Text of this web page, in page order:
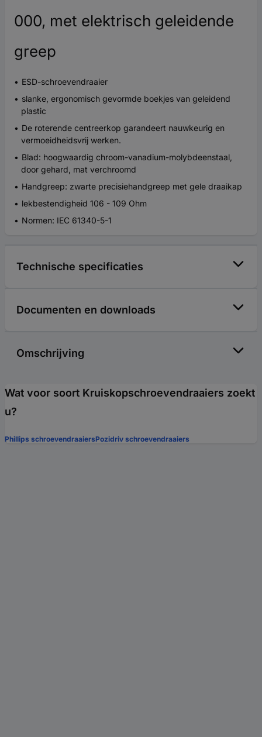
000, met elektrisch geleidende
greep
ESD-schroevendraaier
slanke, ergonomisch gevormde boekjes van geleidend
plastic
De roterende centreerkop garandeert nauwkeurig en
vermoeidheidsvrij werken.
Blad: hoogwaardig chroom-vanadium-molybdeenstaal,
door gehard, mat verchroomd
Handgreep: zwarte precisiehandgreep met gele draaikap
lekbestendigheid 106 - 109 Ohm
Normen: IEC 61340-5-1
Technische specificaties
Documenten en downloads
Omschrijving
Wat voor soort Kruiskopschroevendraaiers zoekt
u?
Phillips schroevendraaiersPozidriv schroevendraaiers